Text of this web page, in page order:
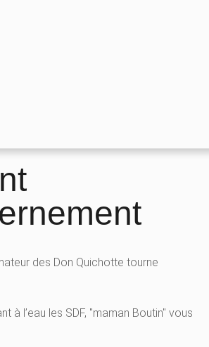
des Don Quichotte tourne
à l’eau les SDF, "maman Boutin" vous